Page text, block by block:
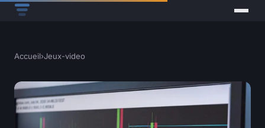
Accueil›Jeux-video